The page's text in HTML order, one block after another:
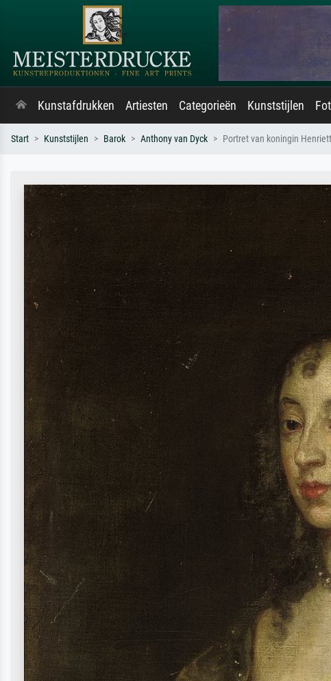
Kunstafdrukken Artiesten Categorieën Kunststijlen
Start Kunststijlen Barok Anthony van Dyck Portret van koningin